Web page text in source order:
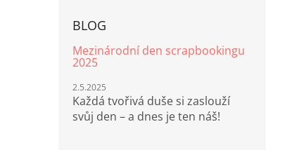
BLOG
Mezinárodní den scrapbookingu
2025
2.5.2025
Každá tvořivá duše si zaslouží
svůj den – a dnes je ten náš!